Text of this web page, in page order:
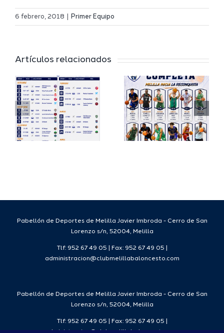
6 febrero, 2018 Primer Equipo
Artículos relacionados
El Melilla
del
Deporte
completa
su
proyecto
FEB y la
Copa
España
FEB para
2026/27
Pabellón de Deportes de Melilla Javier Imbroda - Cerro de San
Lorenzo s/n, 52004, Melilla
Tlf: 952 67 49 05 | Fax: 952 67 49 05 |
administracion@clubmelillabaloncesto.com
Pabellón de Deportes de Melilla Javier Imbroda - Cerro de San
Lorenzo s/n, 52004, Melilla
Tlf: 952 67 49 05 | Fax: 952 67 49 05 |